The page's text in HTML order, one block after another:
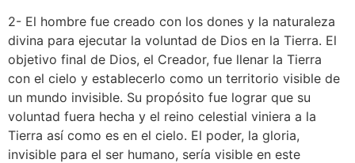
2- El hombre fue creado con los dones y la naturaleza
divina para ejecutar la voluntad de Dios en la Tierra. El
objetivo final de Dios, el Creador, fue llenar la Tierra
con el cielo y establecerlo como un territorio visible de
un mundo invisible. Su propósito fue lograr que su
voluntad fuera hecha y el reino celestial viniera a la
Tierra así como es en el cielo. El poder, la gloria,
invisible para el ser humano, sería visible en este